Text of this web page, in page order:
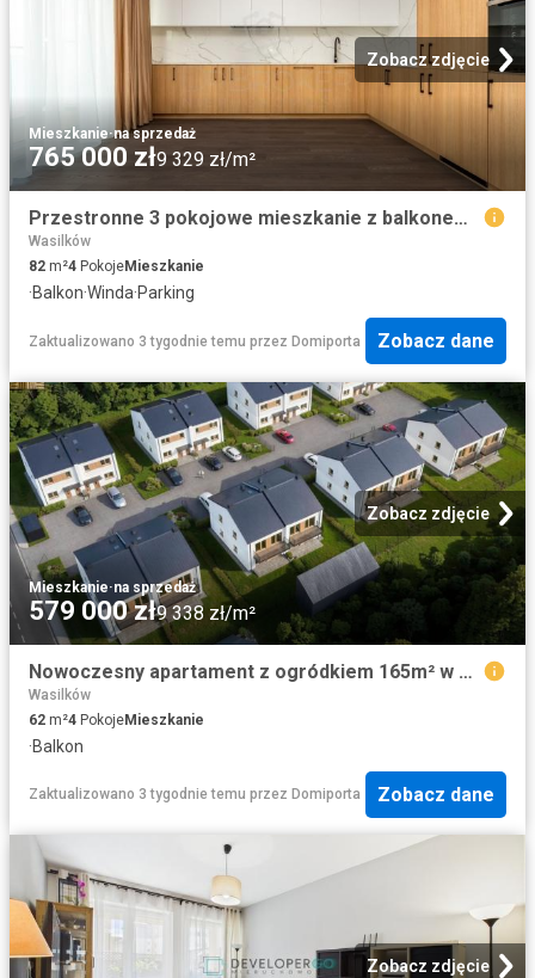
Zobacz zdjęcie
Mieszkanie·na sprzedaż
765 000 zł9 329 zł/m²
Przestronne 3 pokojowe mieszkanie z balkonem w Wasilkowie zapraszam
Wasilków
82 m²4 PokojeMieszkanie
·Balkon·Winda·Parking
Zaktualizowano 3 tygodnie temu przez Domiporta Zobacz dane
Zobacz zdjęcie
Mieszkanie·na sprzedaż
579 000 zł9 338 zł/m²
Nowoczesny apartament z ogródkiem 165m² w Wasilkowie polecam!
Wasilków
62 m²4 PokojeMieszkanie
·Balkon
Zaktualizowano 3 tygodnie temu przez Domiporta Zobacz dane
Zobacz zdjęcie